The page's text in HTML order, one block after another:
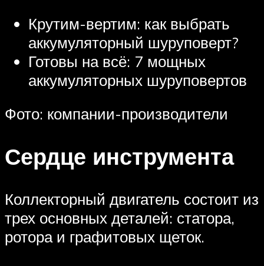
Крутим-вертим: как выбрать
аккумуляторный шуруповерт?
Готовы на всё: 7 мощных
аккумуляторных шуруповертов
Фото: компании-производители
Сердце инструмента
Коллекторный двигатель состоит из
трех основных деталей: статора,
ротора и графитовых щеток.